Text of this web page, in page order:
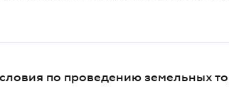
по проведению земельных